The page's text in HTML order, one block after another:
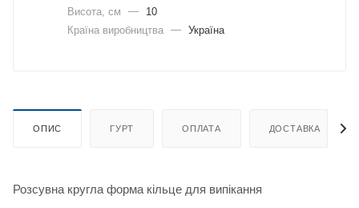
Висота, см
—
10
Країна виробництва — Україна
ОПИС ГУРТ ОПЛАТА ДОСТАВКА
Розсувна кругла форма кільце для випікання